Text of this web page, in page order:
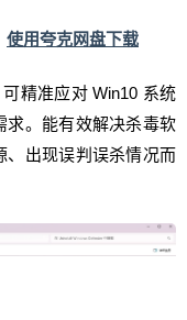
使用夸克网盘下载
精准应对 Win10 系统
求。能有效解决杀毒软
、出现误判误杀情况而